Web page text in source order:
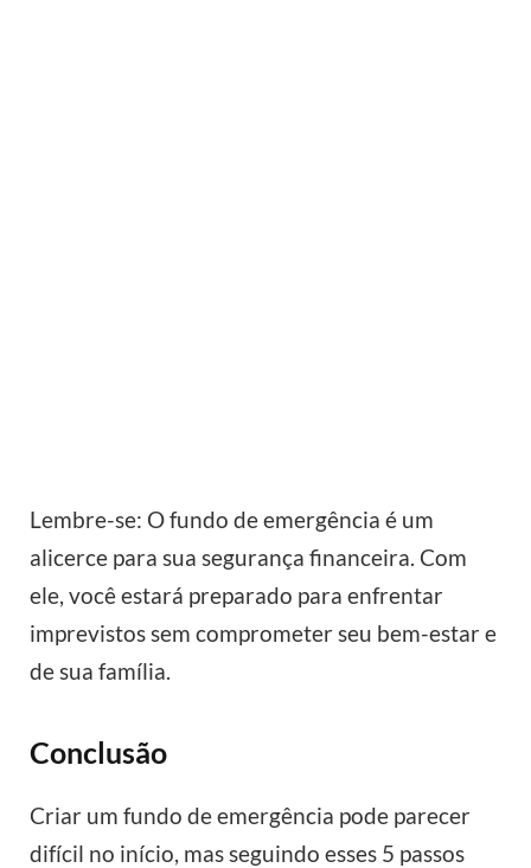
Lembre-se: O fundo de emergência é um
alicerce para sua segurança financeira. Com
ele, você estará preparado para enfrentar
imprevistos sem comprometer seu bem-estar e
de sua família.
Conclusão
Criar um fundo de emergência pode parecer
difícil no início, mas seguindo esses 5 passos